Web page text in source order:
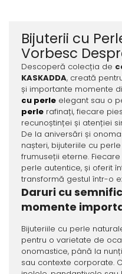
Bijuterii cu
Vorbesc
Descoperă colecția de
KASKADDA, creată
și importante momente
cu perleelegant sau o
perlerafinați, fiecare
recunoștinței și atenției
De la aniversări și
nașteri, bijuteriile cu
frumuseții eterne.
perle autentice, și oferit
transformă gestul într-o
Daruri cu
momente
Bijuteriile cu perle
pentru o varietate de
onomastice, până la
sau contexte corporate.